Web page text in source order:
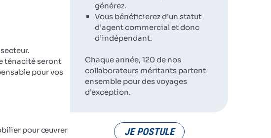
ténacité seront
pour vos
pour œuvrer
générez.
Vous bénéficierez d’un statut
d’agent commercial et donc
d’indépendant.
Chaque année, 120 de nos
collaborateurs méritants partent
ensemble pour des voyages
d'exception.
JE POSTULE